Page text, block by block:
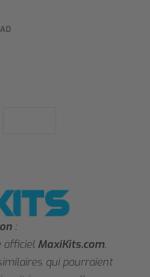
:
officiel MaxiKits.com.
qui pourraient